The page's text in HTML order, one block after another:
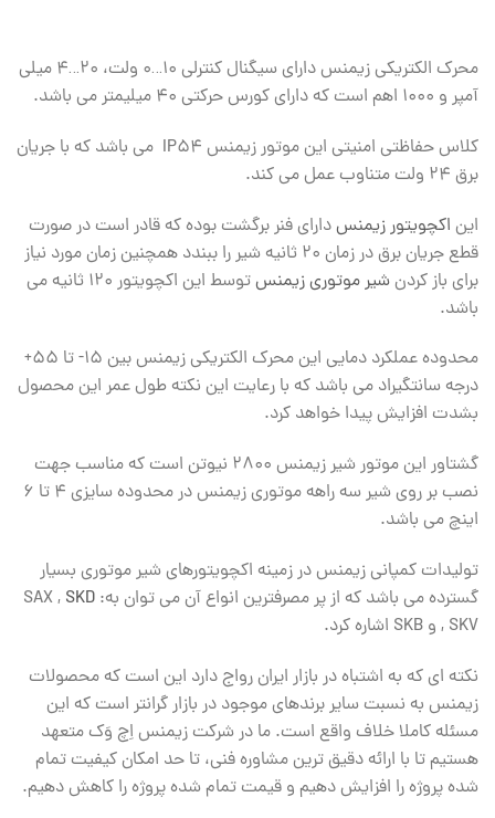
محرک الکتریکی زیمنس دارای سیگنال کنترلی ۱۰…۰ ولت، ۲۰…۴ میلی
آمپر و ۱۰۰۰ اهم است که دارای کورس حرکتی ۴۰ میلیمتر می باشد.
کلاس حفاظتی امنیتی این موتور زیمنس IP54 می باشد که با جریان
برق ۲۴ ولت متناوب عمل می کند.
این اکچویتور زیمنسدارای فنر برگشت بوده که قادر است در صورت
قطع جریان برق در زمان ۲۰ ثانیه شیر را ببندد همچنین زمان مورد نیاز
برای باز کردن شیر موتوری زیمنس
توسط این اکچویتور ۱۲۰ ثانیه می
باشد.
محدوده عملکرد دمایی این محرک الکتریکی زیمنس بین ۱۵- تا ۵۵+
درجه سانتگیراد می باشد که با رعایت این نکته طول عمر این محصول
بشدت افزایش پیدا خواهد کرد.
گشتاور این موتور شیر زیمنس ۲۸۰۰ نیوتن است که مناسب جهت
نصب بر روی شیر سه راهه موتوری زیمنس در محدوده سایزی ۴ تا ۶
اینچ می باشد.
تولیدات کمپانی زیمنس در زمینه اکچویتورهای شیر موتوری بسیار
گسترده می باشد که از پر مصرفترین انواع آن می توان به: SAX , SKD
, SKV و SKB اشاره کرد.
نکته ای که به اشتباه در بازار ایران رواج دارد این است که محصولات
زیمنس به نسبت سایر برندهای موجود در بازار گرانتر است که این
مسئله کاملا خلاف واقع است. ما در شرکت زیمنس اِچ وَک متعهد
هستیم تا با ارائه دقیق ترین مشاوره فنی، تا حد امکان کیفیت تمام
شده پروژه را افزایش دهیم و قیمت تمام شده پروژه را کاهش دهیم.